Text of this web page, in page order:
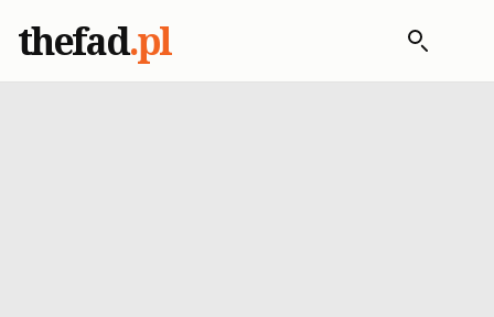
thefad.pl